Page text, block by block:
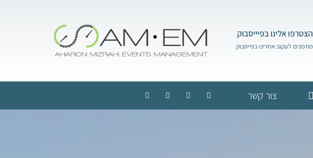
הצטרפו אלינו בפיייסבוק
מוזמנים לעקוב אחרינו בפייסבוק
צור קשר